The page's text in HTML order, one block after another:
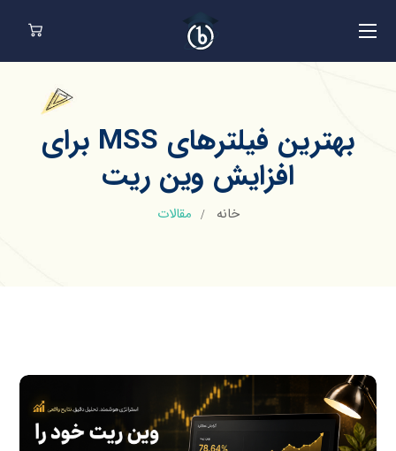
بهترین فیلترهای MSS برای
افزایش وین ریت
خانه مقالات